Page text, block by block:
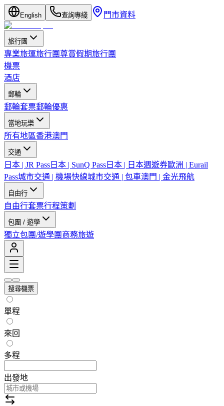
English 查詢專綫 門市資料
旅行團
專業旅運旅行團尊賞假期旅行團
機票
酒店
郵輪
郵輪套票郵輪優惠
當地玩樂
所有地區香港澳門
交通
日本 | JR Pass 日本 | SunQ Pass 日本 | 日本週遊券歐洲 | Eurail
Pass城市交通 | 機場快線城市交通 | 包車澳門 | 金光飛航
自由行
自由行套票行程策劃
包團 / 遊學
獨立包團/遊學團 商務旅遊
搜尋機票
單程
來回
多程
出發地